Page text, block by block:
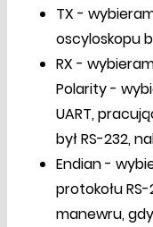
TX -
oscyloskopu
RX -
Polarity -
UART,
był RS-232,
Endian -
protokołu
manewru,